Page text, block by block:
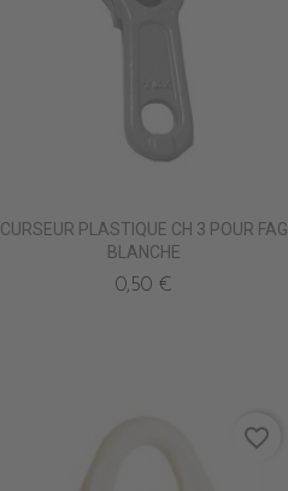
CURSEUR PLASTIQUE CH 3 POUR FAG
BLANCHE
0,50 €
favorite_border